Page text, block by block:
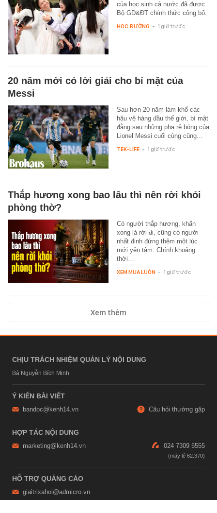
của học sinh cả nước đã được
Bộ GD&ĐT chính thức công bố.
HỌC ĐƯỜNG - 1 giờ trước
20 năm mới có lời giải cho bí mật của
Messi
Sau hơn 20 năm làm khổ các
hậu vệ hàng đầu thế giới, bí mật
đằng sau những pha rê bóng của
Lionel Messi cuối cùng cũng…
TEK-LIFE - 1 giờ trước
Thắp hương xong bao lâu thì nên rời khỏi
phòng thờ?
Có người thắp hương, khấn
xong là rời đi, cũng có người
nhất định đứng thêm một lúc
mới yên tâm. Chính khoảng
thời…
XEM MUA LUÔN - 1 giờ trước
Xem thêm
CHỊU TRÁCH NHIỆM QUẢN LÝ NỘI DUNG
Bà Nguyễn Bích Minh
Ý KIẾN BÀI VIẾT
bandoc@kenh14.vn Câu hỏi thường gặp
HỢP TÁC NỘI DUNG
marketing@kenh14.vn 024 7309 5555
HỖ TRỢ QUẢNG CÁO
giaitrixahoi@admicro.vn